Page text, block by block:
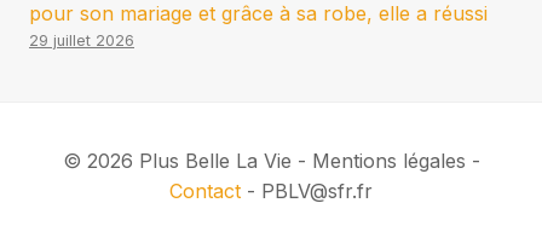
pour son mariage et grâce à sa robe, elle a réussi
29 juillet 2026
© 2026 Plus Belle La Vie - Mentions légales -
Contact - PBLV@sfr.fr